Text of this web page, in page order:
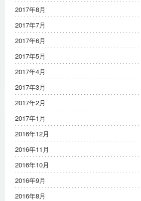
2017年8月
2017年7月
2017年6月
2017年5月
2017年4月
2017年3月
2017年2月
2017年1月
2016年12月
2016年11月
2016年10月
2016年9月
2016年8月